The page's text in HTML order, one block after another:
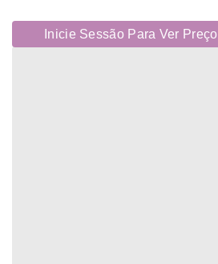
Inicie Sessão Para Ver Preço